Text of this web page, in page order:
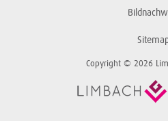
Copyright © 2026